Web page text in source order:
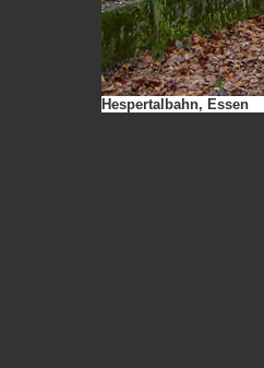
Hespertalbahn, Essen